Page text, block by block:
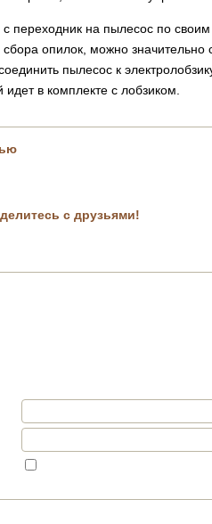
переходник на пылесос по
опилок, можно
пылесос к
в комплекте с лобзиком.
с друзьями!